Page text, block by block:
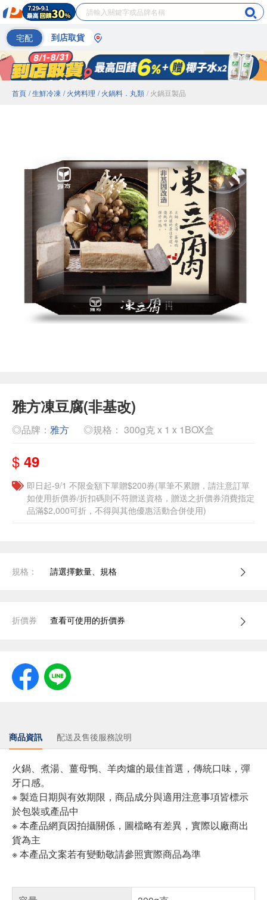
宅配 到店取貨
首頁 / 生鮮冷凍 / 火烤料理 / 火鍋料．丸類 / 火鍋豆製品
雅方凍豆腐(非基改)
◎品牌： 雅方 ◎規格： 300g克 x 1 x 1BOX盒
$ 49
即日起-9/1 不限金額下單贈$200券(單筆不累贈，請注意訂單
如使用折價券/折扣碼則不符贈送資格，贈送之折價券消費指定
品滿$2,000可折，不得與其他優惠活動合併使用)
規格： 請選擇數量、規格
折價券 查看可使用的折價券
商品資訊 配送及售後服務說明
火鍋、煮湯、薑母鴨、羊肉爐的最佳首選，傳統口味，彈
牙口感。
※ 製造日期與有效期限，商品成分與適用注意事項皆標示
於包裝或產品中
※ 本產品網頁因拍攝關係，圖檔略有差異，實際以廠商出
貨為主
※ 本產品文案若有變動敬請參照實際商品為準